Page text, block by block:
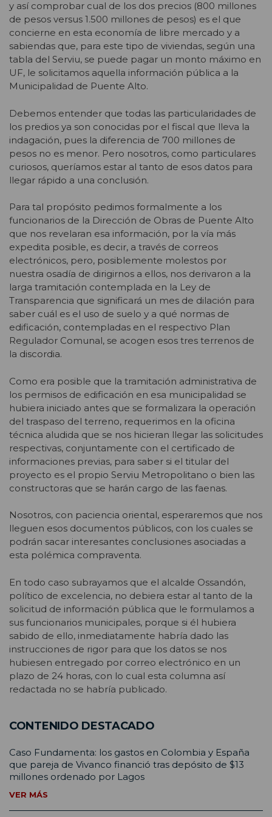
y así comprobar cual de los dos precios (800 millones
de pesos versus 1.500 millones de pesos) es el que
concierne en esta economía de libre mercado y a
sabiendas que, para este tipo de viviendas, según una
tabla del Serviu, se puede pagar un monto máximo en
UF, le solicitamos aquella información pública a la
Municipalidad de Puente Alto.
Debemos entender que todas las particularidades de
los predios ya son conocidas por el fiscal que lleva la
indagación, pues la diferencia de 700 millones de
pesos no es menor. Pero nosotros, como particulares
curiosos, queríamos estar al tanto de esos datos para
llegar rápido a una conclusión.
Para tal propósito pedimos formalmente a los
funcionarios de la Dirección de Obras de Puente Alto
que nos revelaran esa información, por la vía más
expedita posible, es decir, a través de correos
electrónicos, pero, posiblemente molestos por
nuestra osadía de dirigirnos a ellos, nos derivaron a la
larga tramitación contemplada en la Ley de
Transparencia que significará un mes de dilación para
saber cuál es el uso de suelo y a qué normas de
edificación, contempladas en el respectivo Plan
Regulador Comunal, se acogen esos tres terrenos de
la discordia.
Como era posible que la tramitación administrativa de
los permisos de edificación en esa municipalidad se
hubiera iniciado antes que se formalizara la operación
del traspaso del terreno, requerimos en la oficina
técnica aludida que se nos hicieran llegar las solicitudes
respectivas, conjuntamente con el certificado de
informaciones previas, para saber si el titular del
proyecto es el propio Serviu Metropolitano o bien las
constructoras que se harán cargo de las faenas.
Nosotros, con paciencia oriental, esperaremos que nos
lleguen esos documentos públicos, con los cuales se
podrán sacar interesantes conclusiones asociadas a
esta polémica compraventa.
En todo caso subrayamos que el alcalde Ossandón,
político de excelencia, no debiera estar al tanto de la
solicitud de información pública que le formulamos a
sus funcionarios municipales, porque si él hubiera
sabido de ello, inmediatamente habría dado las
instrucciones de rigor para que los datos se nos
hubiesen entregado por correo electrónico en un
plazo de 24 horas, con lo cual esta columna así
redactada no se habría publicado.
CONTENIDO DESTACADO
Caso Fundamenta: los gastos en Colombia y España
que pareja de Vivanco financió tras depósito de $13
millones ordenado por Lagos
VER MÁS